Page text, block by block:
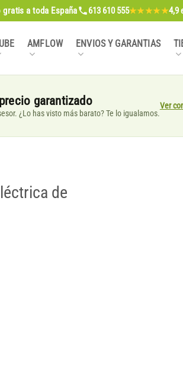
gratis a toda España 613 610 555★★★★★4,9
AMFLOW ENVIOS Y GARANTIAS
garantizado
¿Lo has visto más barato? Te lo igualamos.
Ver
de